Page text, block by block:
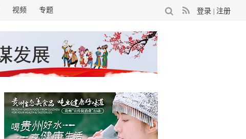
登录 注册
视频 专题